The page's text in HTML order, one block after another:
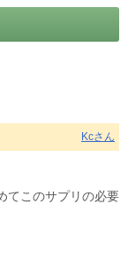
Kcさん
てこのサプリの必要